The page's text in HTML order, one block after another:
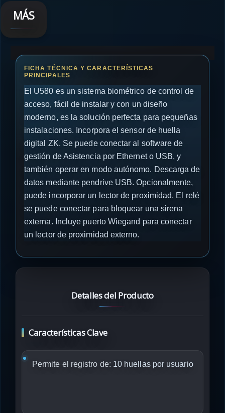
MÁS
El U580 es un sistema biométrico de control de
acceso, fácil de instalar y con un diseño
moderno, es la solución perfecta para pequeñas
instalaciones. Incorpora el sensor de huella
digital ZK. Se puede conectar al software de
gestión de Asistencia por Ethernet o USB, y
también operar en modo autónomo. Descarga de
datos mediante pendrive USB. Opcionalmente,
puede incorporar un lector de proximidad. El relé
se puede conectar para bloquear una sirena
externa. Incluye puerto Wiegand para conectar
un lector de proximidad externo.
Detalles del Producto
Características Clave
Permite el registro de: 10 huellas por usuario